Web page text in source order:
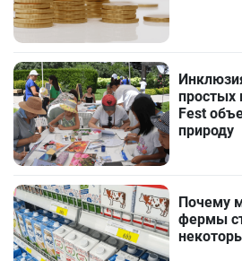
простых
Fest
природу
Почему
фермы